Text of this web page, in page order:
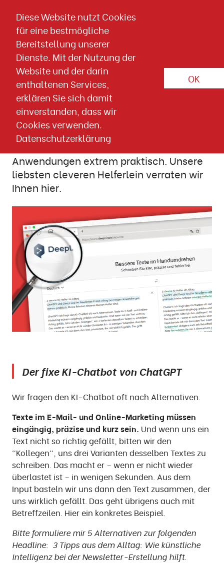
Diese Website nutzt Cookies
für eine bestmögliche
Bereitstellung unserer
Dienste. Mit der Nutzung der
Website und der darin
enthaltenen Services,
erklären Sie sich damit
einverstanden, dass wir
Cookies verwenden.
Datenschutzerklärung
OK
Artikel-Detailseite
22. FEBRUAR 2024 E-Mail Marketing
PRAXISTIPPS CONTENT
3 smarte KI-Helfer im Alltag
ChatGPT und Deepl sind im Alltag der
Newsletter-Erstellung für einige
Anwendungen extrem praktisch. Unsere
liebsten cleveren Helferlein verraten wir
Ihnen hier.
Der fixe KI-Chatbot von ChatGPT
Wir fragen den KI-Chatbot oft nach Alternativen.
Texte im E-Mail- und Online-Marketing müssen
eingängig, präzise und kurz sein. Und wenn uns ein
Text nicht so richtig gefällt, bitten wir den
"Kollegen", uns drei Varianten desselben Textes zu
schreiben. Das macht er – wenn er nicht wieder
überlastet ist – in wenigen Sekunden. Aus dem
Input basteln wir uns dann den Text zusammen, der
uns wirklich gefällt. Das geht übrigens auch mit
Betreffzeilen. Hier ein konkretes Beispiel.
Bitte formuliere mir 5 Alternativen zur folgenden
Headline: 3 Tipps aus dem Alltag: Wie künstliche
Intelligenz bei der Newsletter-Erstellung hilft.